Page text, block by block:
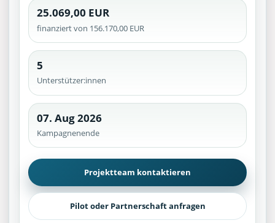
25.069,00 EUR
finanziert von 156.170,00 EUR
5
Unterstützer:innen
07. Aug 2026
Kampagnenende
Projektteam kontaktieren
Pilot oder Partnerschaft anfragen